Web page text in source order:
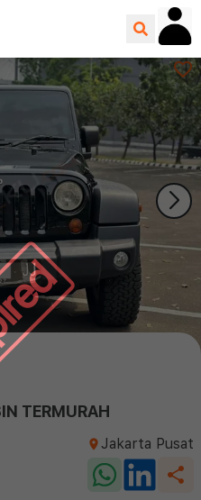
BENSIN TERMURAH
Jakarta Pusat